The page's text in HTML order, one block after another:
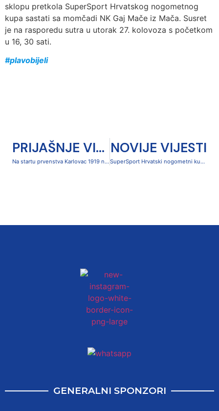
sklopu pretkola SuperSport Hrvatskog nogometnog
kupa sastati sa momčadi NK Gaj Mače iz Mača. Susret
je na rasporedu sutra u utorak 27. kolovoza s početkom
u 16, 30 sati.
#plavobijeli
PRIJAŠNJE VIJESTI
Na startu prvenstva Karlovac 1919 na Čavleku poražen od momčadi Mladost Ždralovi 2-3
NOVIJE VIJESTI
SuperSport Hrvatski nogometni kup, pretkolo: Gaj Mače – Karlovac 1919 2:1 (1:1, 1:0)
GENERALNI SPONZORI